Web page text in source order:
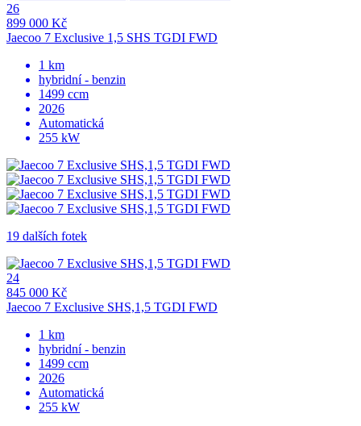
26
899 000 Kč
Jaecoo 7 Exclusive 1,5 SHS TGDI FWD
1 km
hybridní - benzin
1499 ccm
2026
Automatická
255 kW
19 dalších fotek
24
845 000 Kč
Jaecoo 7 Exclusive SHS,1,5 TGDI FWD
1 km
hybridní - benzin
1499 ccm
2026
Automatická
255 kW